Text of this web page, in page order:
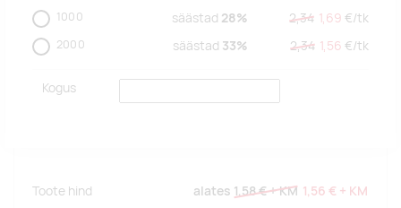
1000 säästad 28% 2,34 1,69 €/tk
2000 säästad 33% 2,34 1,56 €/tk
Kogus
Toote hind alates 1,58 €+ KM 1,56 € + KM